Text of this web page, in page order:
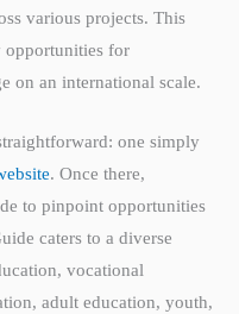
various projects. This
opportunities for
on an international scale.
one simply
. Once there,
to pinpoint opportunities
caters to a diverse
vocational
adult education, youth,